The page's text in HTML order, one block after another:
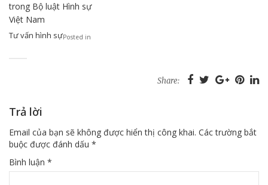
trong Bộ luật Hình sự
Việt Nam
Posted in
Tư vấn hình sự
Share:
Trả lời
Email của bạn sẽ không được hiển thị công khai. Các trường bắt
buộc được đánh dấu *
Bình luận *